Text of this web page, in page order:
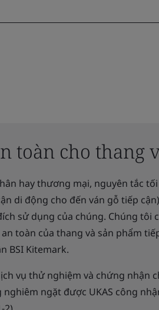
toàn cho thang
hay thương mại, nguyên tắc
di động cho đến ván gỗ tiếp
sử dụng của chúng. Chúng tôi
toàn của thang và sản phẩm
BSI Kitemark.
vụ thử nghiệm và chứng nhận
ngặt được UKAS công